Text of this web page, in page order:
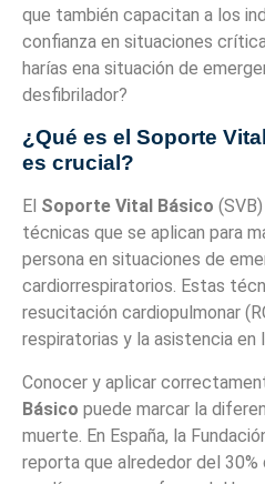
que también capacitan a los
confianza en situaciones
harías ena situación de
desfibrilador?
¿Qué es el Soporte
es crucial?
El Soporte Vital Básico
técnicas que se aplican para
persona en situaciones de
cardiorrespiratorios. Estas
resucitación cardiopulmonar
respiratorias y la asistencia en
Conocer y aplicar
Básico puede marcar la
muerte. En España, la
reporta que alrededor del